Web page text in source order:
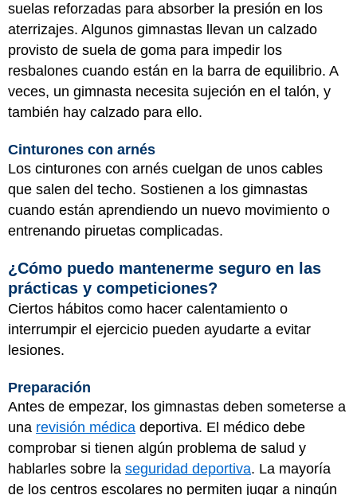
suelas reforzadas para absorber la presión en los
aterrizajes. Algunos gimnastas llevan un calzado
provisto de suela de goma para impedir los
resbalones cuando están en la barra de equilibrio. A
veces, un gimnasta necesita sujeción en el talón, y
también hay calzado para ello.
Cinturones con arnés
Los cinturones con arnés cuelgan de unos cables
que salen del techo. Sostienen a los gimnastas
cuando están aprendiendo un nuevo movimiento o
entrenando piruetas complicadas.
¿Cómo puedo mantenerme seguro en las
prácticas y competiciones?
Ciertos hábitos como hacer calentamiento o
interrumpir el ejercicio pueden ayudarte a evitar
lesiones.
Preparación
Antes de empezar, los gimnastas deben someterse a
una revisión médica deportiva. El médico debe
comprobar si tienen algún problema de salud y
hablarles sobre la seguridad deportiva. La mayoría
de los centros escolares no permiten jugar a ningún